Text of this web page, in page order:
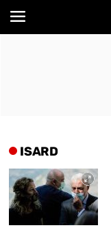
ISARD